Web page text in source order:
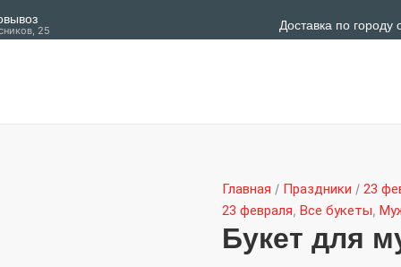
25 Доставка по городу
Главная / Праздники / 23
23 февраля, Все букеты,
Букет для
Букет